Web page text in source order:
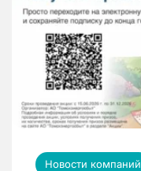
Новости компаний